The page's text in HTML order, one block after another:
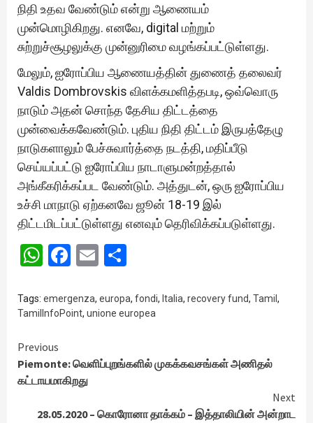
நிதி உதவ வேண்டும் என்று ஆணையம்
முன்மொழிகிறது. எனவே, digital மற்றும்
சுற்றுச்சூழலுக்கு முன்னுரிமை வழங்கப்பட்டுள்ளது.
மேலும், ஐரோப்பிய ஆணையத்தின் துணைத் தலைவர்
Valdis Dombrovskis விளக்கமளித்தபடி, ஒவ்வொரு
நாடும் அதன் சொந்த தேசிய திட்டத்தை
முன்வைக்கவேண்டும். புதிய நிதி திட்டம் இருபத்தேழு
நாடுகளாலும் பேச்சுவார்த்தை நடத்தி, மதிப்பீடு
செய்யப்பட்டு ஐரோப்பிய நாடாளுமன்றத்தால்
அங்கீகரிக்கப்பட வேண்டும். அத்துடன், ஒரு ஐரோப்பிய
உச்சி மாநாடு ஏற்கனவே ஜூன் 18-19 இல்
திட்டமிடப்பட்டுள்ளது எனவும் தெரிவிக்கப்படுள்ளது.
WhatsApp
Facebook
Email
Tags: emergenza, europa, fondi, Italia, recovery fund, Tamil ,
TamilInfoPoint, unione europea
Continue
Reading
Previous
Piemonte: வெளிப்புறங்களில் முகக்கவசங்கள் அணிதல்
கட்டாயமாகிறது
Next
28.05.2020 – கொரோனா தாக்கம் – இத்தாலியின் அன்றாட